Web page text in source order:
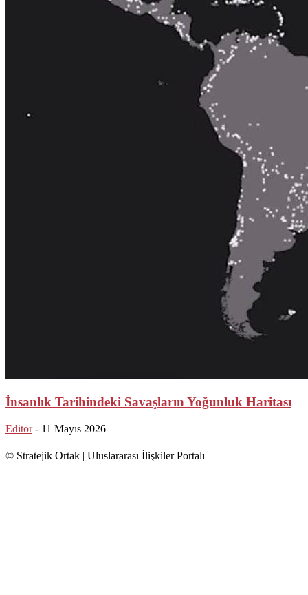
İnsanlık Tarihindeki Savaşların Yoğunluk Haritası
Editör - 11 Mayıs 2026
© Stratejik Ortak | Uluslararası İlişkiler Portalı